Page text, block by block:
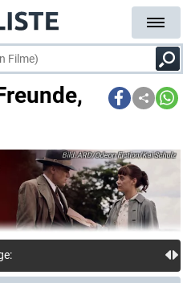
ARD/Odeon Fiction/Kai Schulz
Bonn – A